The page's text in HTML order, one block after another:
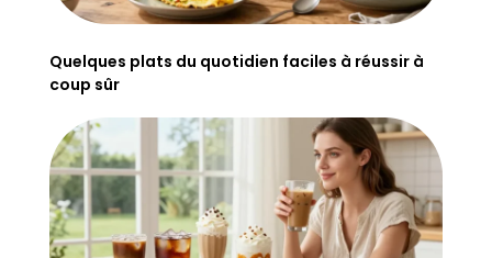
Quelques plats du quotidien faciles à réussir à
coup sûr